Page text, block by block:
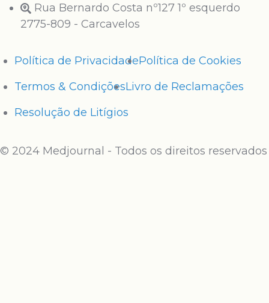
Rua Bernardo Costa nº127 1º esquerdo
2775-809 - Carcavelos
Política de PrivacidadePolítica de Cookies
Termos & CondiçõesLivro de Reclamações
Resolução de Litígios
© 2024 Medjournal - Todos os direitos reservados